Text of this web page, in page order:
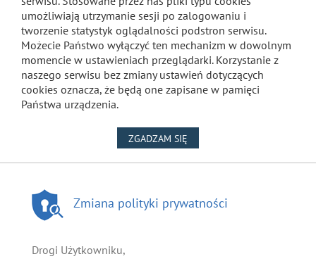
umożliwiają utrzymanie sesji po zalogowaniu i
tworzenie statystyk oglądalności podstron serwisu.
Możecie Państwo wyłączyć ten mechanizm w dowolnym
momencie w ustawieniach przeglądarki. Korzystanie z
naszego serwisu bez zmiany ustawień dotyczących
cookies oznacza, że będą one zapisane w pamięci
Państwa urządzenia.
ZGADZAM SIĘ
Zmiana polityki prywatności
Drogi Użytkowniku,